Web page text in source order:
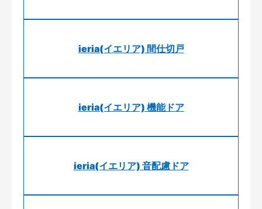
ieria(イエリア) 間仕切戸
ieria(イエリア) 機能ドア
ieria(イエリア) 音配慮ドア